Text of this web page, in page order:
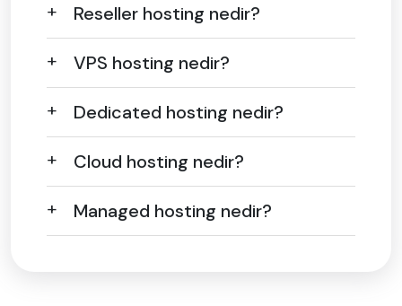
Reseller hosting nedir?
VPS hosting nedir?
Dedicated hosting nedir?
Cloud hosting nedir?
Managed hosting nedir?